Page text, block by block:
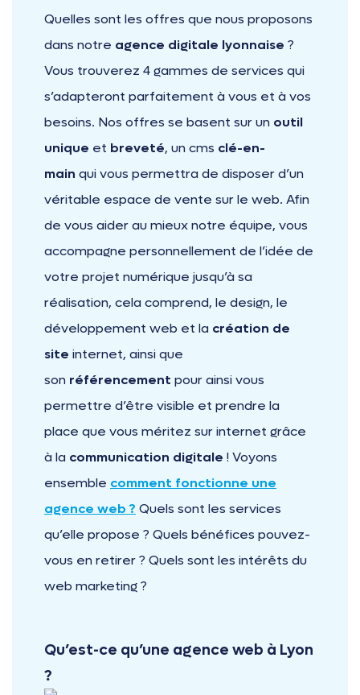
Quelles sont les offres que nous proposons
dans notre agence digitale lyonnaise ?
Vous trouverez 4 gammes de services qui
s’adapteront parfaitement à vous et à vos
besoins. Nos offres se basent sur un outil
unique et breveté, un cms clé-en-
main qui vous permettra de disposer d’un
véritable espace de vente sur le web. Afin
de vous aider au mieux notre équipe, vous
accompagne personnellement de l’idée de
votre projet numérique jusqu’à sa
réalisation, cela comprend, le design, le
développement web et la création de
site internet, ainsi que
son référencement pour ainsi vous
permettre d’être visible et prendre la
place que vous méritez sur internet grâce
à la communication digitale ! Voyons
ensemble comment fonctionne une
agence web ? Quels sont les services
qu’elle propose ? Quels bénéfices pouvez-
vous en retirer ? Quels sont les intérêts du
web marketing ?
Qu’est-ce qu’une agence web à Lyon
?